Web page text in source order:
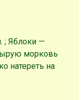
; Яблоки —
морковь
натереть на